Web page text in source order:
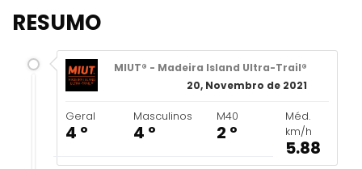
RESUMO
MIUT® - Madeira Island Ultra-Trail®
20, Novembro de 2021
Geral
4 º
Masculinos
4 º
M40
2 º
Méd.
km/h
5.88